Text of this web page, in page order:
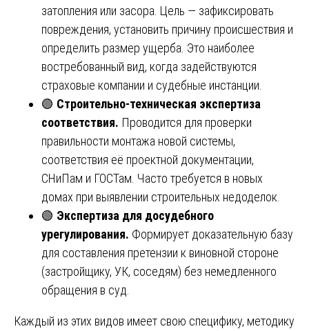
затопления или засора. Цель — зафиксировать
повреждения, установить причину происшествия и
определить размер ущерба. Это наиболее
востребованный вид, когда задействуются
страховые компании и судебные инстанции.
🟢 Строительно-техническая экспертиза
соответствия. Проводится для проверки
правильности монтажа новой системы,
соответствия её проектной документации,
СНиПам и ГОСТам. Часто требуется в новых
домах при выявлении строительных недоделок.
🟢 Экспертиза для досудебного
урегулирования. Формирует доказательную базу
для составления претензии к виновной стороне
(застройщику, УК, соседям) без немедленного
обращения в суд.
Каждый из этих видов имеет свою специфику, методику